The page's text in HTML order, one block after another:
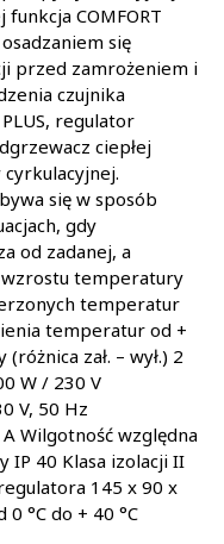
funkcja COMFORT
się
przed zamrożeniem i
czujnika
regulator
ciepłej
się w sposób
gdy
od zadanej, a
temperatury
temperatur
temperatur od +
zał. – wył.) 2
W / 230 V
V, 50 Hz
Wilgotność względna
IP 40 Klasa izolacji II
145 x 90 x
°C do + 40 °C